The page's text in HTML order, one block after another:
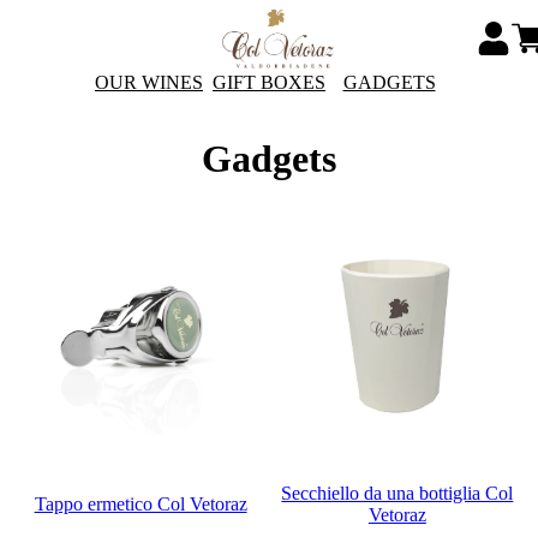
OUR WINES GIFT BOXES GADGETS
Gadgets
Tappo ermetico Col Vetoraz
Secchiello da una bottiglia Col
Vetoraz